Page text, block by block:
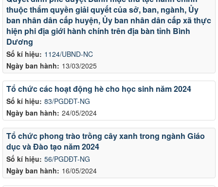
Số kí hiệu: 1124/UBND-NC
Ngày ban hành: 13/03/2025
thuộc thẩm quyền giải quyết của sở, ban, ngành, Ủy
ban nhân dân cấp huyện, Ủy ban nhân dân cấp xã thực
hiện phi địa giới hành chính trên địa bàn tỉnh Bình
Dương
Số kí hiệu: 83/PGDĐT-NG
Ngày ban hành: 24/05/2024
Tổ chức các hoạt động hè cho học sinh năm 2024
Số kí hiệu: 56/PGDĐT-NG
Ngày ban hành: 16/05/2024
Tổ chức phong trào trồng cây xanh trong ngành Giáo
dục và Đào tạo năm 2024